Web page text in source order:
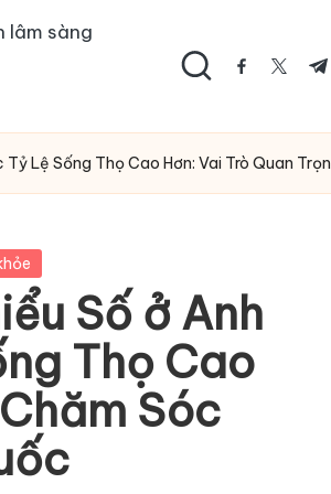
lâm sàng
Lệ Sống Thọ Cao Hơn: Vai Trò Quan
Số ở Anh
Thọ Cao
Sóc